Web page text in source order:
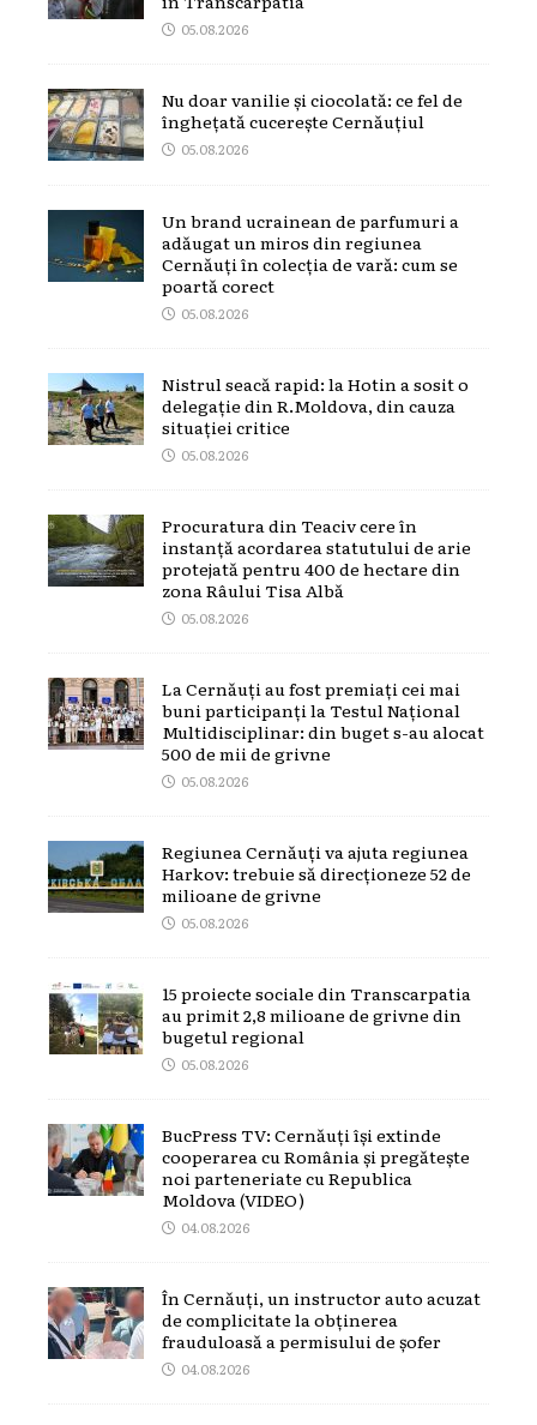
05.08.2026
Nu doar vanilie și ciocolată: ce fel de
înghețată cucerește Cernăuțiul
05.08.2026
Un brand ucrainean de parfumuri a
adăugat un miros din regiunea
Cernăuți în colecția de vară: cum se
poartă corect
05.08.2026
Nistrul seacă rapid: la Hotin a sosit o
delegație din R.Moldova, din cauza
situației critice
05.08.2026
Procuratura din Teaciv cere în
instanță acordarea statutului de arie
protejată pentru 400 de hectare din
zona Râului Tisa Albă
05.08.2026
La Cernăuți au fost premiați cei mai
buni participanți la Testul Național
Multidisciplinar: din buget s-au alocat
500 de mii de grivne
05.08.2026
Regiunea Cernăuți va ajuta regiunea
Harkov: trebuie să direcționeze 52 de
milioane de grivne
05.08.2026
15 proiecte sociale din Transcarpatia
au primit 2,8 milioane de grivne din
bugetul regional
05.08.2026
BucPress TV: Cernăuți își extinde
cooperarea cu România și pregătește
noi parteneriate cu Republica
Moldova (VIDEO)
04.08.2026
În Cernăuți, un instructor auto acuzat
de complicitate la obținerea
frauduloasă a permisului de șofer
04.08.2026